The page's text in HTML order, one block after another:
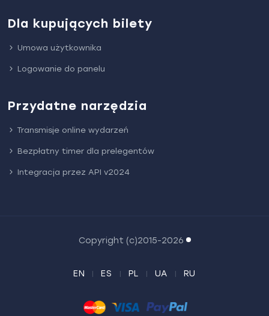
Dla kupujących bilety
Umowa użytkownika
Logowanie do panelu
Przydatne narzędzia
Transmisje online wydarzeń
Bezpłatny timer dla prelegentów
Integracja przez API v2024
Copyright (c)2015-2026
EN ES PL UA RU